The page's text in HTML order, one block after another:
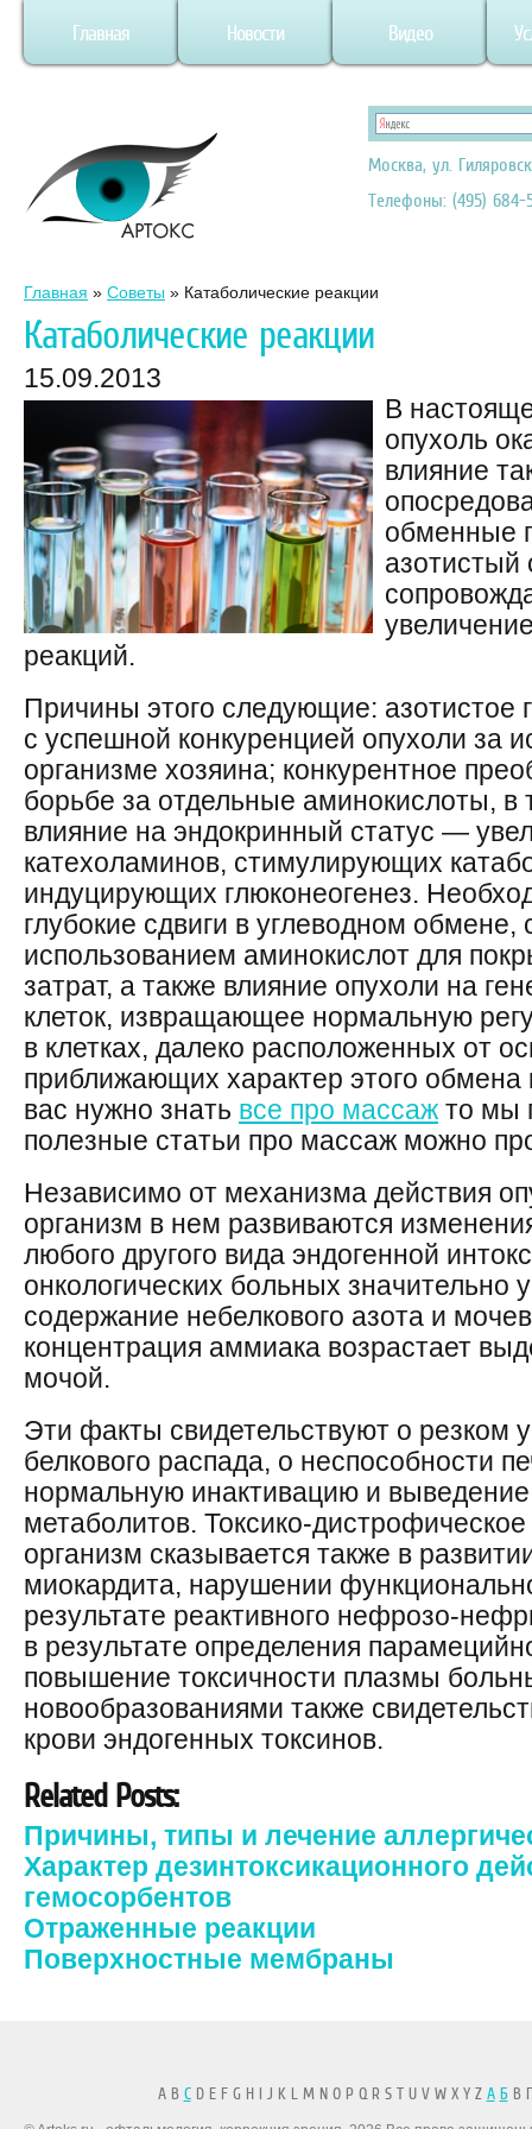
Главная Новости Видео
Москва, ул.
Телефоны: (495) 684-
Главная » Советы » Катаболические реакции
Катаболические реакции
15.09.2013
В
опухоль
влияние
обменные
азотистый
реакций.
Причины этого следующие: азотистое
с успешной конкуренцией опухоли за
организме хозяина; конкурентное
борьбе за отдельные аминокислоты, в
влияние на эндокринный статус —
катехоламинов, стимулирующих
индуцирующих глюконеогенез.
глубокие сдвиги в углеводном
использованием аминокислот для
затрат, а также влияние опухоли на
клеток, извращающее нормальную
в клетках, далеко расположенных от
приближающих характер этого обмена
вас нужно знать все про массаж то мы
полезные статьи про массаж можно
Независимо от механизма действия
организм в нем развиваются
любого другого вида эндогенной
онкологических больных значительно
содержание небелкового азота и
концентрация аммиака возрастает
мочой.
Эти факты свидетельствуют о резком
белкового распада, о неспособности
нормальную инактивацию и выведение
метаболитов. Токсико-
организм сказывается также в
миокардита, нарушении
результате реактивного нефрозо-
в результате определения
повышение токсичности плазмы
новообразованиями также
крови эндогенных токсинов.
Related Posts:
Причины, типы и лечение
Характер дезинтоксикационного
гемосорбентов
Отраженные реакции
Поверхностные мембраны
A B CD E F G H I J K L M N O P Q R S T U V W X Y Z А БВ